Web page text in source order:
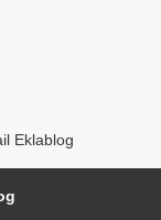
Eklablog